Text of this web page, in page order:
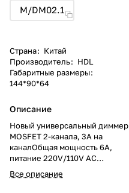
M/DM02.1
Страна: Китай
Производитель: HDL
Габаритные размеры:
144*90*64
Описание
Новый универсальный диммер
MOSFET 2-каналa, 3А на
каналОбщая мощность 6А,
питание 220V/110V AC
(50/60Hz). Встроенный
контроллер сценариев, защита
Все описание